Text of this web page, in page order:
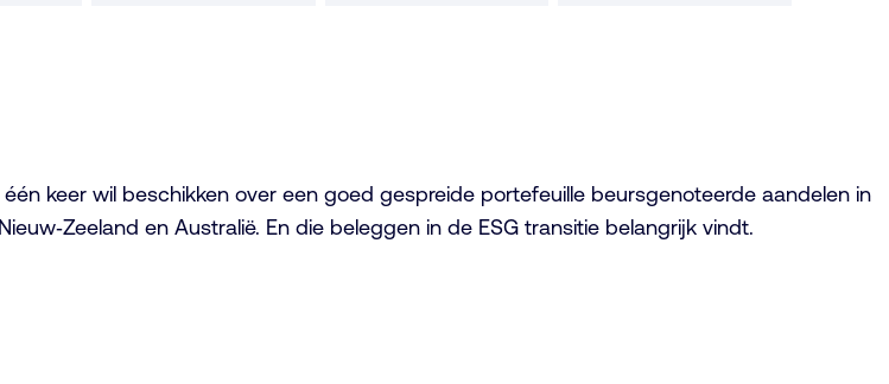
keer wil beschikken over een goed gespreide portefeuille beursgenoteerde aandelen in
en Australië. En die beleggen in de ESG transitie belangrijk vindt.